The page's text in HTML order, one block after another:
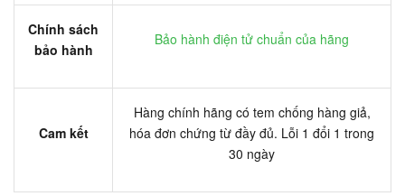
Chính sách
bảo hành
Bảo hành điện tử chuẩn của hãng
Cam kết
Hàng chính hãng có tem chống hàng giả,
hóa đơn chứng từ đầy đủ. Lỗi 1 đổi 1 trong
30 ngày